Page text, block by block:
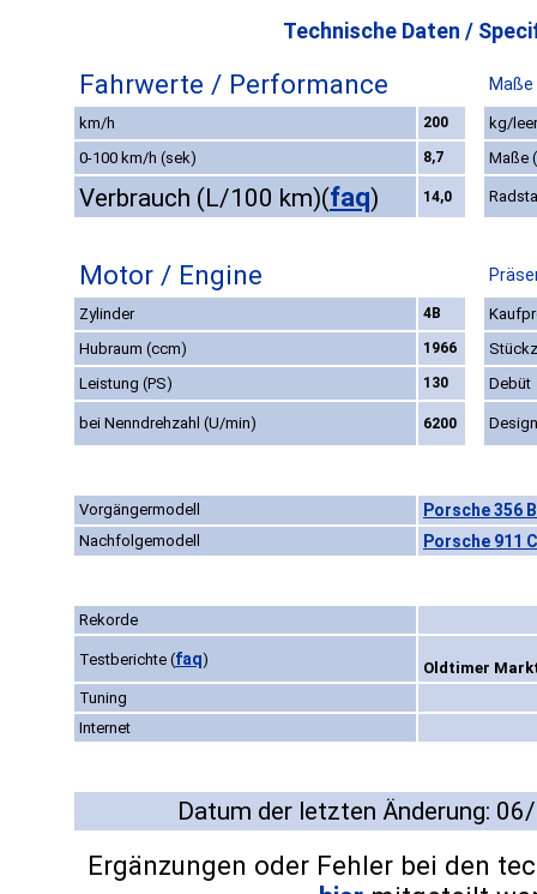
Technische Daten /
Fahrwerte / Performance
km/h 200
kg/leer
0-100 km/h (sek)
8,7 Maße
Verbrauch (L/100 km)(faq) 14,0
Motor / Engine
Zylinder 4B
Hubraum (ccm)
1966
Leistung (PS)
130 Debüt
bei Nenndrehzahl (U/min) 6200 Design
Vorgängermodell Porsche 356
Nachfolgemodell Porsche 911
Rekorde
Testberichte (faq)
Oldtimer
Tuning
Internet
Datum der letzten Änderung:
Ergänzungen oder Fehler bei den